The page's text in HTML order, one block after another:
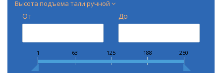
Высота подъема тали ручной
От До
1 63 125 188 250